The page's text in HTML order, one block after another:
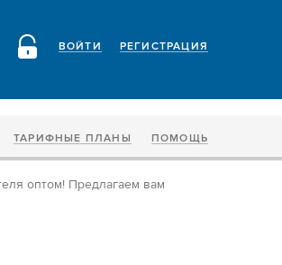
РЕГИСТРАЦИЯ
ВОЙТИ
ТАРИФНЫЕ ПЛАНЫ ПОМОЩЬ
оптом! Предлагаем вам